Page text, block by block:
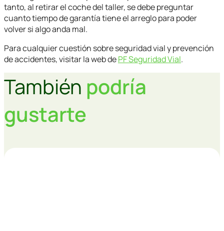
tanto, al retirar el coche del taller, se debe preguntar
cuanto tiempo de garantía tiene el arreglo para poder
volver si algo anda mal.
Para cualquier cuestión sobre seguridad vial y prevención
de accidentes, visitar la web dePF Seguridad Vial.
También podría
gustarte